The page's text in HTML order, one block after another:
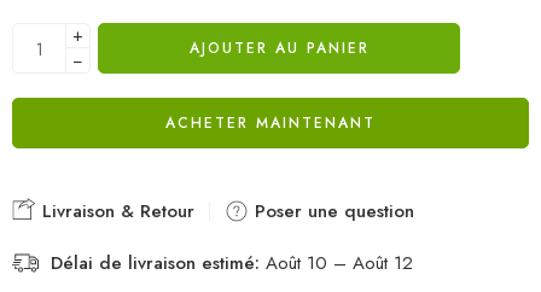
+
−
AJOUTER AU PANIER
ACHETER MAINTENANT
Livraison & Retour
Poser une question
Délai de livraison estimé: Août 10 – Août 12